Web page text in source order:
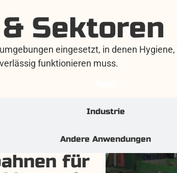
Sektoren
eingesetzt, in denen
funktionieren muss.
Industrie
Andere Anwendungen
für